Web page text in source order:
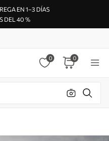
EN 1–3 DÍAS
DEL 40 %
0 0